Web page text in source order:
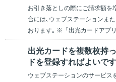
お引き落としの際にご請求額を
合には､ウェブステーションま
おります｡ ※「出光カードアプ
出光カードを複数枚持
ドを登録すればよいで
ウェブステーションのサービス